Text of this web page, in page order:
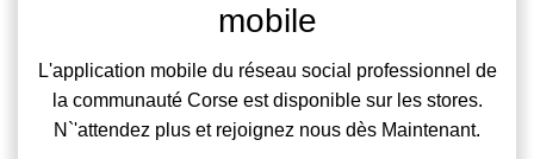
mobile
L'application mobile du réseau social professionnel de
la communauté Corse est disponible sur les stores.
N`'attendez plus et rejoignez nous dès Maintenant.